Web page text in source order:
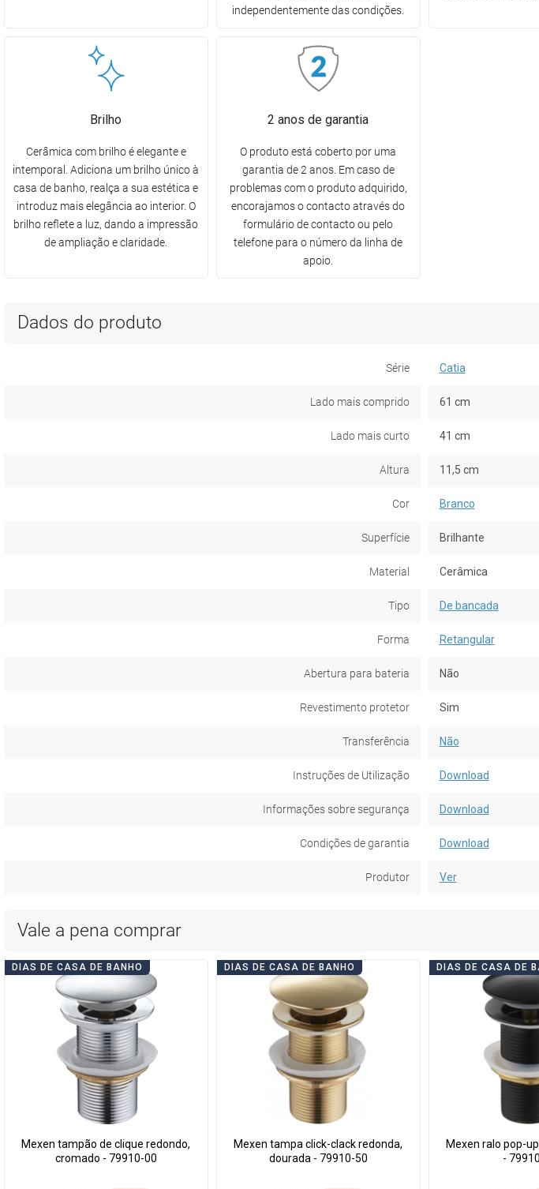
independentemente das condições.
Brilho
Cerâmica com brilho é elegante e
intemporal. Adiciona um brilho único à
casa de banho, realça a sua estética e
introduz mais elegância ao interior. O
brilho reflete a luz, dando a impressão
de ampliação e claridade.
2 anos de garantia
O produto está coberto por uma
garantia de 2 anos. Em caso de
problemas com o produto adquirido,
encorajamos o contacto através do
formulário de contacto ou pelo
telefone para o número da linha de
apoio.
Dados do produto
Série Catia
Lado mais comprido 61 cm
Lado mais curto 41 cm
Altura 11,5 cm
Cor Branco
Superfície Brilhante
Material Cerâmica
Tipo De bancada
Forma Retangular
Abertura para bateria Não
Revestimento protetor Sim
Transferência Não
Instruções de Utilização Download
Informações sobre segurança Download
Condições de garantia Download
Produtor Ver
Vale a pena comprar
DIAS DE CASA DE BANHO
Mexen tampão de clique redondo,
cromado - 79910-00
DIAS DE CASA DE BANHO
Mexen tampa click-clack redonda,
dourada - 79910-50
DIAS DE CASA DE
Mexen ralo pop-
-